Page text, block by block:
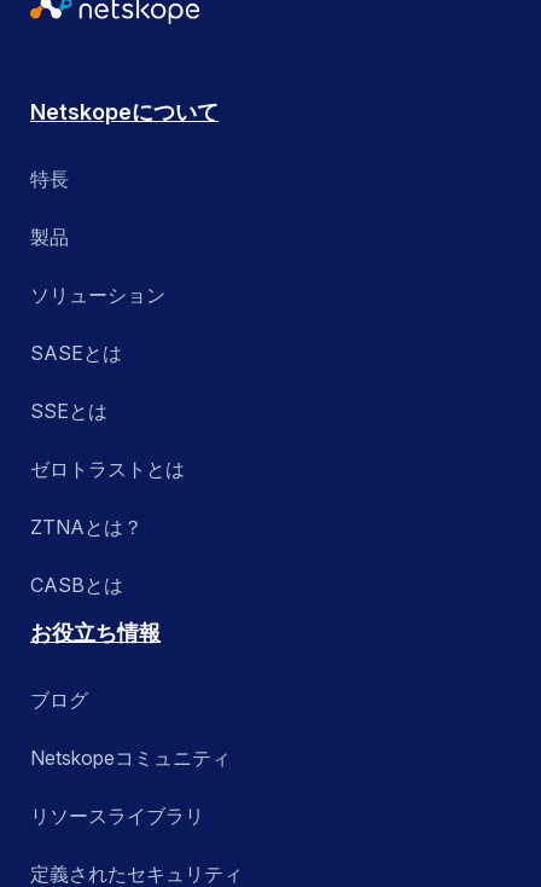
Netskopeについて
特長
製品
ソリューション
SASEとは
SSEとは
ゼロトラストとは
ZTNAとは？
CASBとは
お役立ち情報
ブログ
Netskopeコミュニティ
リソースライブラリ
定義されたセキュリティ